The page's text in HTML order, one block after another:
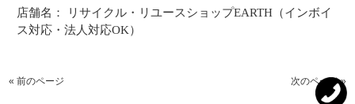
店舗名： リサイクル・リユースショップEARTH（インボイ
ス対応・法人対応OK）
« 前のページ 次のページ »